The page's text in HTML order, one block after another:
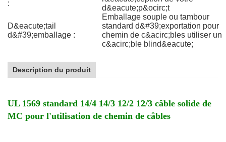
:
d&eacute;p&ocirc;t
D&eacute;tail
d&#39;emballage :
Emballage souple ou tambour
standard d&#39;exportation pour
chemin de c&acirc;bles utiliser un
c&acirc;ble blind&eacute;
Description du produit
UL 1569 standard 14/4 14/3 12/2 12/3 câble solide de
MC pour l'utilisation de chemin de câbles